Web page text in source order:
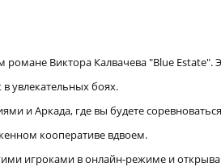
романе Виктора Калвачева "Blue
увлекательных боях.
и Аркада, где вы будете
кооперативе вдвоем.
игроками в онлайн-режиме и